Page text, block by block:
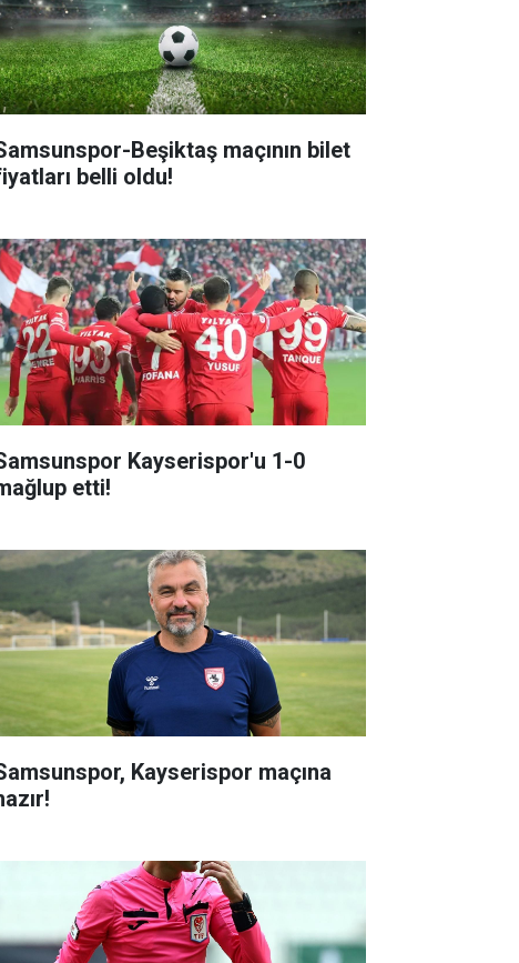
Beşiktaş maçının bilet
belli oldu!
Kayserispor'u 1-0
etti!
Kayserispor maçına